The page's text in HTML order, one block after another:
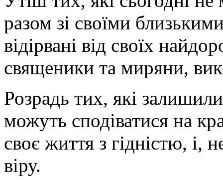
разом зі своїми
відірвані від своїх
священики та миряни,
Розрадь тих, які
можуть сподіватися на
своє життя з гідністю, і,
віру.